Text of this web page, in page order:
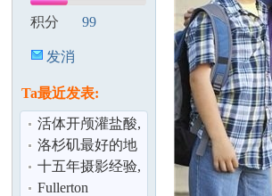
积分 99
发消
Ta最近发表:
活体开颅灌盐酸,
变态连环杀人
魔：杰佛瑞 达
洛杉矶最好的地
方 在哪里见到韩
国女性
十五年摄影经验,
现居洛城,招募新
Fullerton